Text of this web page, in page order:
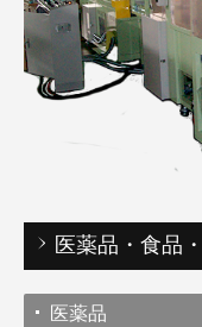
医薬品・食品
医薬品